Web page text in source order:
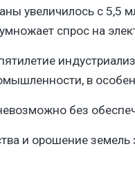
увеличилось с 5,5
спрос на
в
без
и орошение